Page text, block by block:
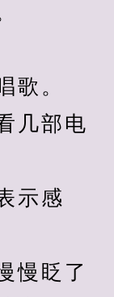
。
几部电
示感
眨了